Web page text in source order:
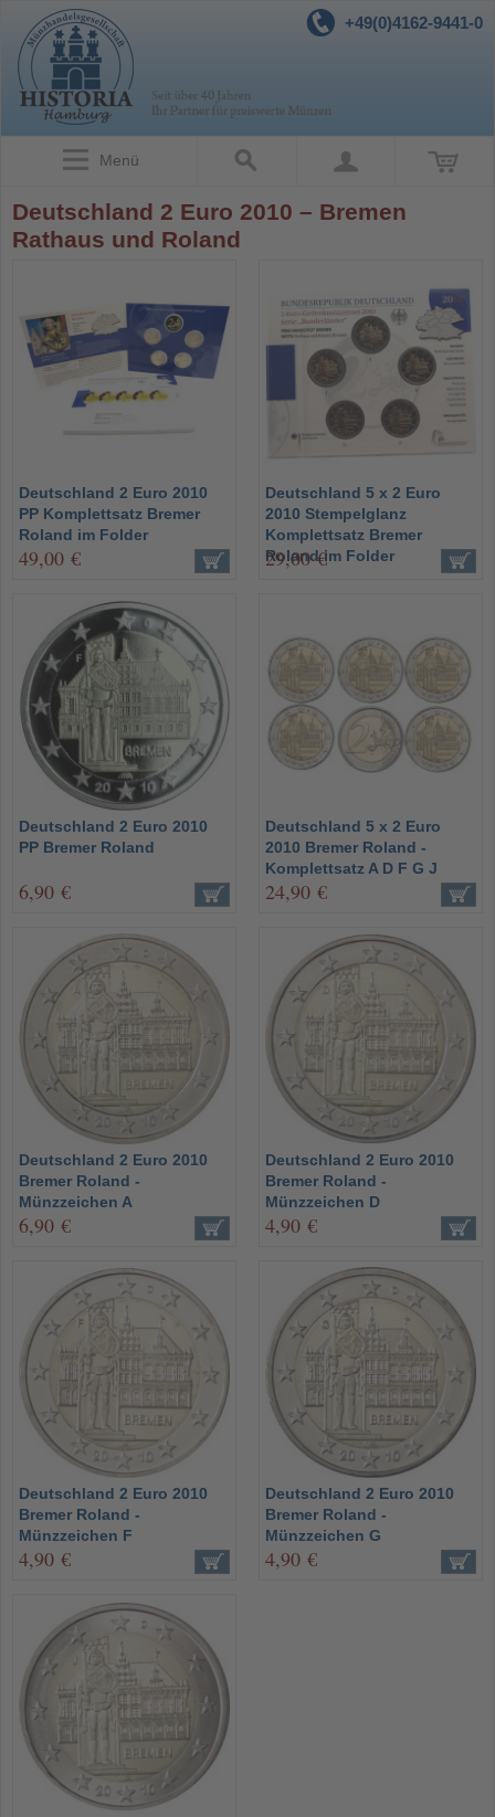
+49(0)4162-9441-0
Menü
Deutschland 2 Euro 2010 – Bremen
Rathaus und Roland
Deutschland 2 Euro 2010
PP Komplettsatz Bremer
Roland im Folder
49,00 €
Deutschland 5 x 2 Euro
2010 Stempelglanz
Komplettsatz Bremer
Roland im Folder
29,00 €
Deutschland 2 Euro 2010
PP Bremer Roland
6,90 €
Deutschland 5 x 2 Euro
2010 Bremer Roland -
Komplettsatz A D F G J
24,90 €
Deutschland 2 Euro 2010
Bremer Roland -
Münzzeichen A
6,90 €
Deutschland 2 Euro 2010
Bremer Roland -
Münzzeichen D
4,90 €
Deutschland 2 Euro 2010
Bremer Roland -
Münzzeichen F
4,90 €
Deutschland 2 Euro 2010
Bremer Roland -
Münzzeichen G
4,90 €